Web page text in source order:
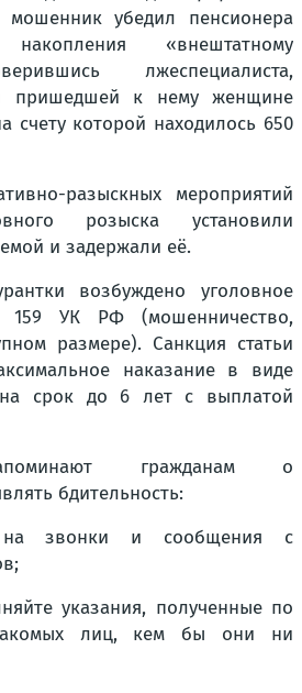
мошенник убедил пенсионера
«внештатному
лжеспециалиста,
пришедшей к нему женщине
счету которой находилось 650
разыскных мероприятий
розыска установили
и задержали её.
возбуждено уголовное
УК РФ (мошенничество,
размере). Санкция статьи
наказание в виде
срок до 6 лет с выплатой
гражданам о
бдительность:
звонки и сообщения с
указания, полученные по
лиц, кем бы они ни